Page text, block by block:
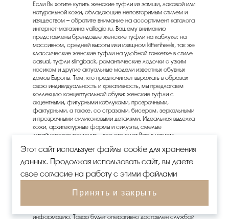
Если Вы хотите купить женские туфли из замши, лаковой или
натуральной кожи, обладающие неповторимым стилем и
изяществом – обратите внимание на ассортимент каталога
интернет-магазина vallegio.ru. Вашему вниманию
представлены брендовые женские туфли на каблуке: на
массивном, средней высоты или изящном kittenheels, так же
классические женские туфли на удобной танкетке в стиле
casual, туфли slingback, романтические лодочки с узким
носиком и другие актуальные модели известных обувных
домов Европы. Тем, кто предпочитает выражать в образах
свою индивидуальность и креативность, мы предлагаем
коллекцию концептуальной обуви: женские туфли с
акцентными, фигурными каблуками, прозрачными,
фактурными, а также, со стразами, бисером, зеркальными
и прозрачными силиконовыми деталями. Идеальная выделка
кожи, архитектурные формы и силуэты, смелые
дизайнерские решения – все это ждет Вас в нашем
Комфортный шопинг и быстрая доставка в Саратове
Удобная навигация и простой и понятный функционал
сортировки поможет вам быстро сделать выбор и купить
женские туфли в интернет-магазине Vallegio. Оформление
Добавьте выбранную модель в корзину или оставьте заявку
информацию. Товар будет оперативно доставлен службой
Этот сайт использует файлы cookie для хранения
данных. Продолжая использовать сайт, вы даете
свое согласие на работу с этими файлами
Принять и закрыть